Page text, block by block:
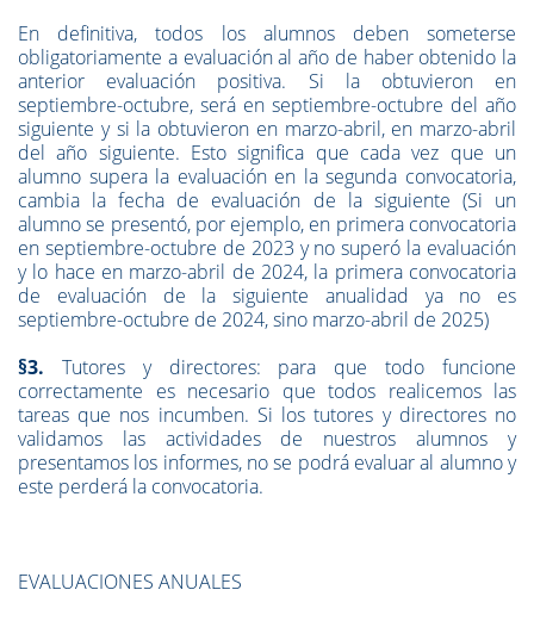
En definitiva, todos los alumnos deben someterse
obligatoriamente a evaluación al año de haber obtenido la
anterior evaluación positiva. Si la obtuvieron en
septiembre-octubre, será en septiembre-octubre del año
siguiente y si la obtuvieron en marzo-abril, en marzo-abril
del año siguiente. Esto significa que cada vez que un
alumno supera la evaluación en la segunda convocatoria,
cambia la fecha de evaluación de la siguiente (Si un
alumno se presentó, por ejemplo, en primera convocatoria
en septiembre-octubre de 2023 y no superó la evaluación
y lo hace en marzo-abril de 2024, la primera convocatoria
de evaluación de la siguiente anualidad ya no es
septiembre-octubre de 2024, sino marzo-abril de 2025)
§3. Tutores y directores: para que todo funcione
correctamente es necesario que todos realicemos las
tareas que nos incumben. Si los tutores y directores no
validamos las actividades de nuestros alumnos y
presentamos los informes, no se podrá evaluar al alumno y
este perderá la convocatoria.
EVALUACIONES ANUALES